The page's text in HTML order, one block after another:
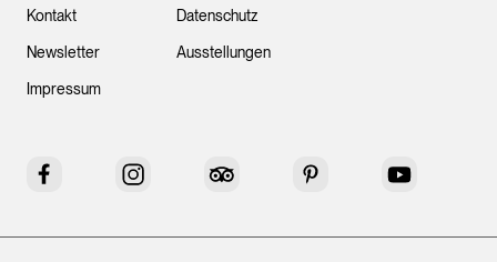
Kontakt
Newsletter
Impressum
Datenschutz
Ausstellungen
Facebook Instagram Tripadvisor Pinterest YouTube